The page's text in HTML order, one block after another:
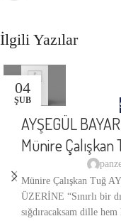
İlgili Yazılar
04
ŞUB
AYŞEGÜL
Münire Çalışkan
Münire Çalışkan Tuğ
ÜZERİNE “Sınırlı bir
sığdıracaksam dille